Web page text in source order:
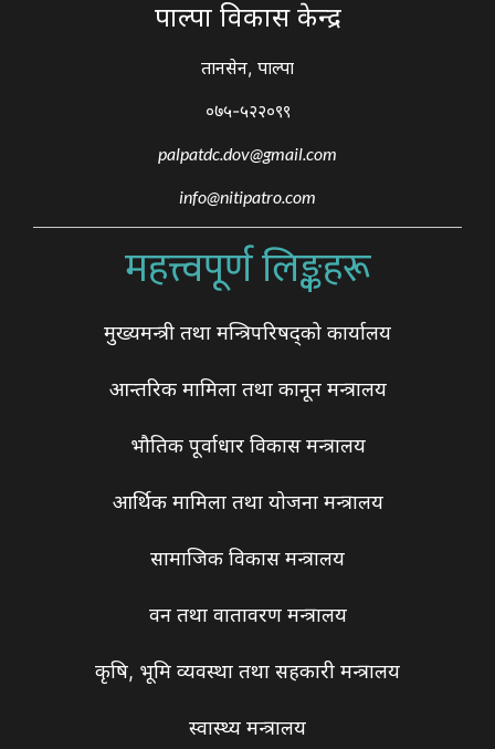
पाल्पा विकास केन्द्र
तानसेन, पाल्पा
०७५-५२२०९९
palpatdc.dov@gmail.com
info@nitipatro.com
महत्त्वपूर्ण लिङ्कहरू
मुख्यमन्त्री तथा मन्त्रिपरिषद्को कार्यालय
आन्तरिक मामिला तथा कानून मन्त्रालय
भौतिक पूर्वाधार विकास मन्त्रालय
आर्थिक मामिला तथा योजना मन्त्रालय
सामाजिक विकास मन्त्रालय
वन तथा वातावरण मन्त्रालय
कृषि, भूमि व्यवस्था तथा सहकारी मन्त्रालय
स्वास्थ्य मन्त्रालय